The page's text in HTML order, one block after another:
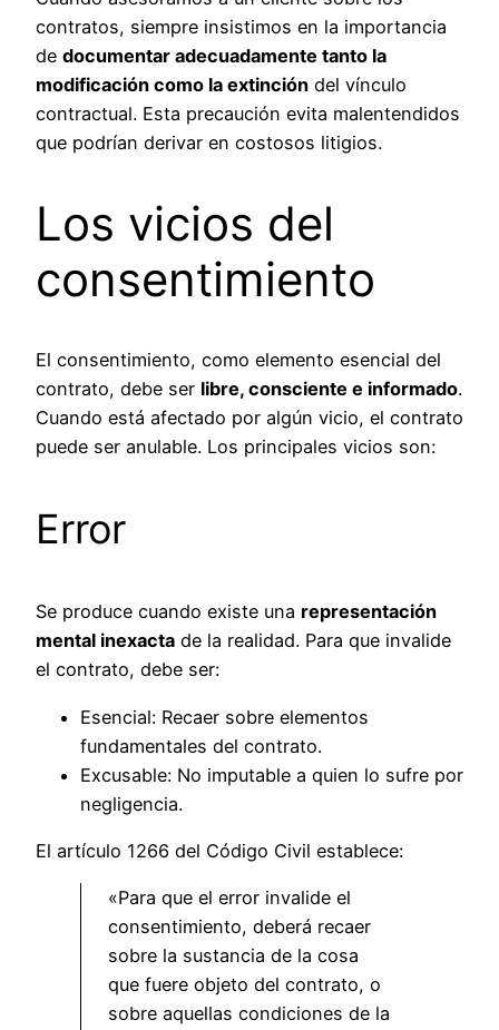
contratos, siempre insistimos en la importancia
de documentar adecuadamente tanto la
modificación como la extinción del vínculo
contractual. Esta precaución evita malentendidos
que podrían derivar en costosos litigios.
Los vicios del
consentimiento
El consentimiento, como elemento esencial del
contrato, debe ser libre, consciente e informado.
Cuando está afectado por algún vicio, el contrato
puede ser anulable. Los principales vicios son:
Error
Se produce cuando existe una representación
mental inexacta de la realidad. Para que invalide
el contrato, debe ser:
Esencial: Recaer sobre elementos
fundamentales del contrato.
Excusable: No imputable a quien lo sufre por
negligencia.
El artículo 1266 del Código Civil establece:
«Para que el error invalide el
consentimiento, deberá recaer
sobre la sustancia de la cosa
que fuere objeto del contrato, o
sobre aquellas condiciones de la